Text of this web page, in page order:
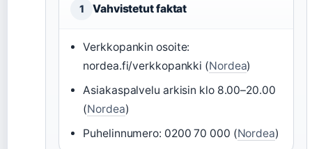
1 Vahvistetut faktat
Verkkopankin osoite:
nordea.fi/verkkopankki (Nordea)
Asiakaspalvelu arkisin klo 8.00–20.00
(Nordea)
Puhelinnumero: 0200 70 000 (Nordea)